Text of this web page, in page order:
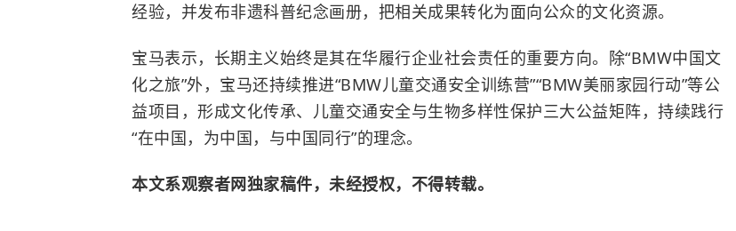
经验，并发布非遗科普纪念画册，把相关成果转化为面向公众的文化资源。
宝马表示，长期主义始终是其在华履行企业社会责任的重要方向。除“BMW中国文
化之旅”外，宝马还持续推进“BMW儿童交通安全训练营”“BMW美丽家园行动”等公
益项目，形成文化传承、儿童交通安全与生物多样性保护三大公益矩阵，持续践行
“在中国，为中国，与中国同行”的理念。
本文系观察者网独家稿件，未经授权，不得转载。